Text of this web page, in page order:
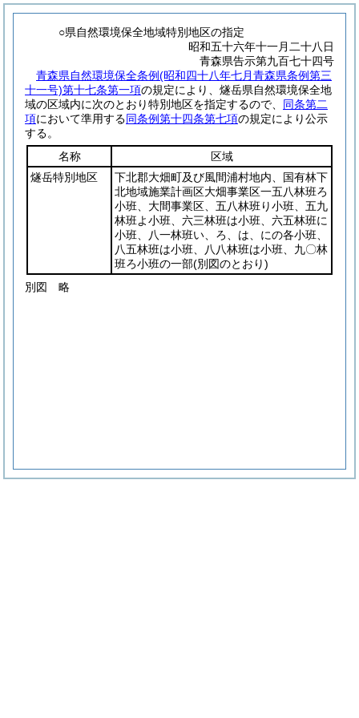
○県自然環境保全地域特別地区の指定
昭和五十六年十一月二十八日
青森県告示第九百七十四号
青森県自然環境保全条例(昭和四十八年七月青森県条例第三
十一号)第十七条第一項の規定により、燧岳県自然環境保全地
域の区域内に次のとおり特別地区を指定するので、 同条第二
項において準用する同条例第十四条第七項の規定により公示
する。
名称
区域
燧岳特別地区
下北郡大畑町及び風間浦村地内、国有林下
北地域施業計画区大畑事業区一五八林班ろ
小班、大間事業区、五八林班り小班、五九
林班よ小班、六三林班は小班、六五林班に
小班、八一林班い、ろ、は、にの各小班、
八五林班は小班、八八林班は小班、九〇林
班ろ小班の一部(別図のとおり)
別図
略